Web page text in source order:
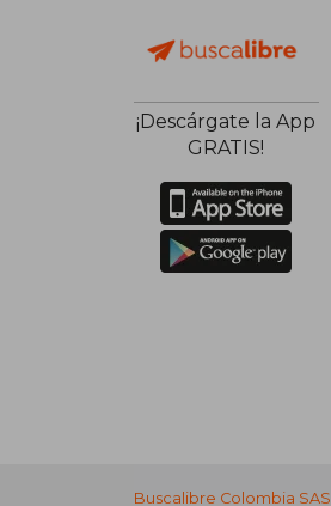
¡Descárgate la App
GRATIS!
Buscalibre Colombia SAS